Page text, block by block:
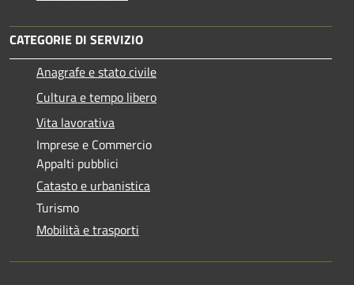
CATEGORIE DI SERVIZIO
Anagrafe e stato civile
Cultura e tempo libero
Vita lavorativa
Imprese e Commercio
Appalti pubblici
Catasto e urbanistica
Turismo
Mobilità e trasporti